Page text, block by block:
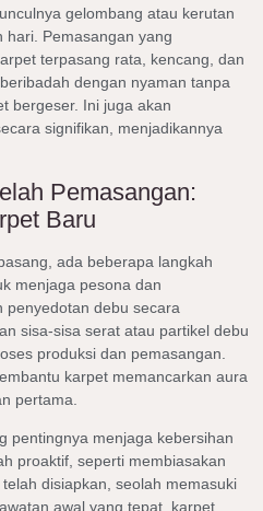
gelombang atau kerutan
hari. Pemasangan yang
terpasang rata, kencang, dan
dengan nyaman tanpa
bergeser. Ini juga akan
signifikan, menjadikannya
Pemasangan:
Baru
ada beberapa langkah
menjaga pesona dan
penyedotan debu secara
sisa-sisa serat atau partikel debu
produksi dan pemasangan.
karpet memancarkan aura
pertama.
pentingnya menjaga kebersihan
proaktif, seperti membiasakan
disiapkan, seolah memasuki
awal yang tepat, karpet